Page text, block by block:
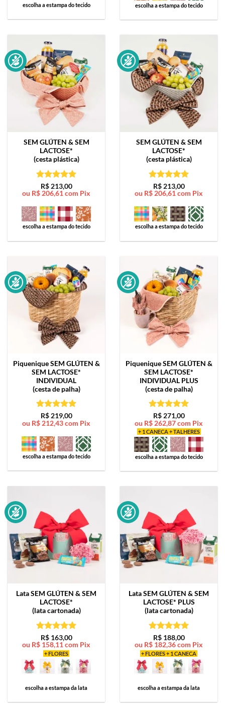
escolha a estampa do tecido escolha a estampa do tecido
SEM GLÚTEN & SEM
LACTOSE*
(cesta plástica)
Avaliação5
de 5
R$213,00
ou R$ 206,61 com Pix
escolha a estampa do tecido
SEM GLÚTEN & SEM
LACTOSE*
(cesta plástica)
Avaliação5
de 5
R$213,00
ou R$ 206,61 com Pix
escolha a estampa do tecido
Piquenique SEM GLÚTEN &
SEM LACTOSE*
INDIVIDUAL
(cesta de palha)
Avaliação5
de 5
R$219,00
ou R$ 212,43com Pix
escolha a estampa do tecido
Piquenique SEM GLÚTEN &
SEM LACTOSE*
INDIVIDUAL PLUS
(cesta de palha)
Avaliação5
de 5
R$271,00
ou R$ 262,87com Pix
+ 1 CANECA + TALHERES
escolha a estampa do tecido
LataSEM GLÚTEN & SEM
LACTOSE*
(lata cartonada)
Avaliação5
de 5
R$163,00
ou R$ 158,11 com Pix
+ FLORES
escolha a estampa da lata
LataSEM GLÚTEN & SEM
LACTOSE* PLUS
(lata cartonada)
Avaliação5
de 5
R$188,00
ou R$ 182,36com Pix
+ FLORES + 1 CANECA
escolha a estampa da lata